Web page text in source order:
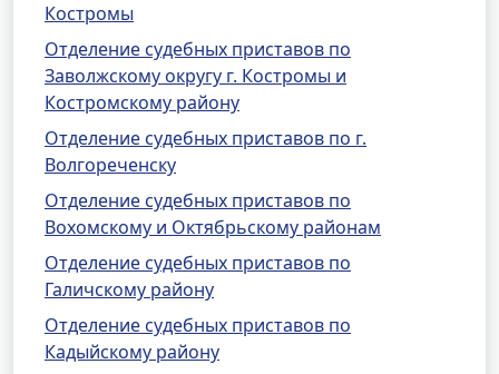
Костромы
Отделение судебных приставов по
Заволжскому округу г. Костромы и
Костромскому району
Отделение судебных приставов по г.
Волгореченску
Отделение судебных приставов по
Вохомскому и Октябрьскому районам
Отделение судебных приставов по
Галичскому району
Отделение судебных приставов по
Кадыйскому району